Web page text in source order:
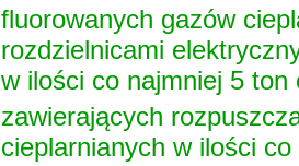
fluorowanych gazów
rozdzielnicami
w ilości co najmniej 5 ton
zawierających
cieplarnianych w ilości